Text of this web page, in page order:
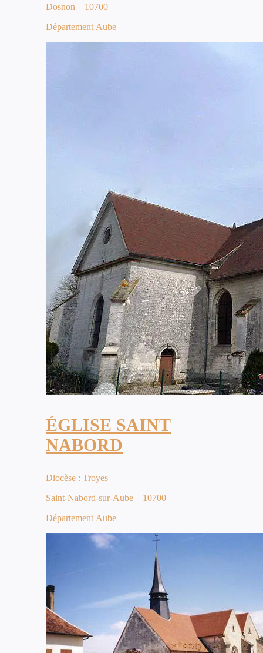
Dosnon – 10700
Département Aube
ÉGLISE SAINT
NABORD
Diocèse : Troyes
Saint-Nabord-sur-Aube – 10700
Département Aube